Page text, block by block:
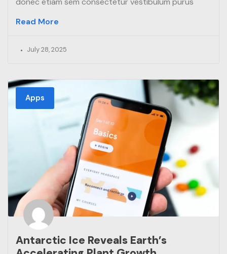
Read More
July 28, 2025
Apps
Antarctic Ice Reveals Earth’s